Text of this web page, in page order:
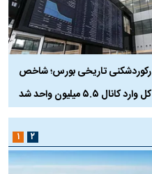
رکوردشکنی تاریخی بورس؛ شاخص
کل وارد کانال ۵.۵ میلیون واحد شد
۱ ۲